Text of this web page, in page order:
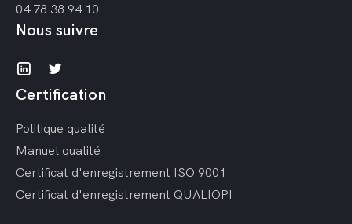
04 78 38 94 10
Nous suivre
Certification
Politique qualité
Manuel qualité
Certificat d'enregistrement ISO 9001
Certificat d'enregistrement QUALIOPI